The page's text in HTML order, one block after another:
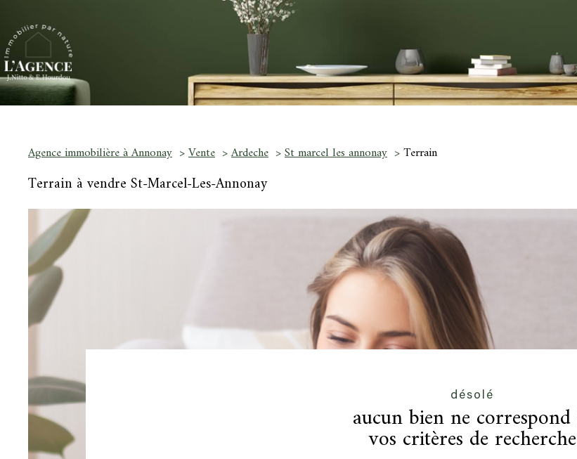
Agence immobilière à Annonay Vente Ardeche St marcel les annonay Terrain
Terrain à vendre St-Marcel-Les-Annonay
désolé
aucun bien ne
vos critères de recherche